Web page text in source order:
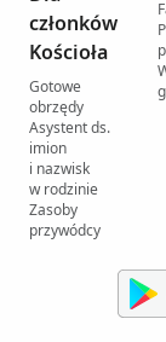
członków
Kościoła
Gotowe
obrzędy
Asystent ds.
imion
i nazwisk
w rodzinie
Zasoby
przywódcy